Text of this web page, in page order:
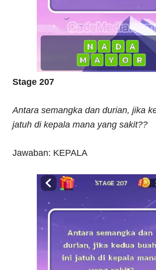
Stage 207
Antara semangka dan durian, jika
jatuh di kepala mana yang sakit??
Jawaban: KEPALA